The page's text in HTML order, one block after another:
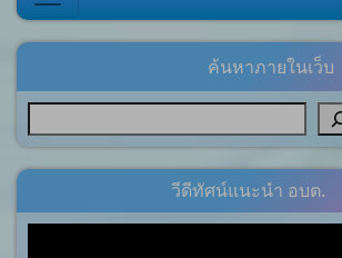
ค้นหาภายในเว็บ
วีดีทัศน์แนะนำ อบต.